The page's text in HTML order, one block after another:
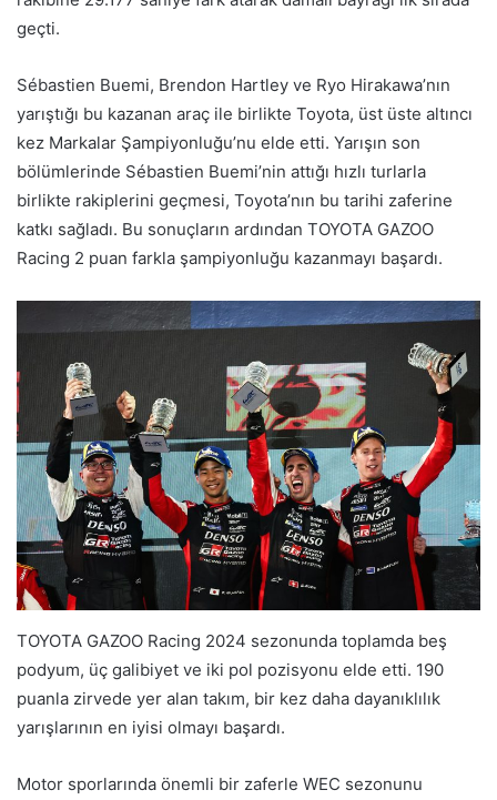
geçti.
Sébastien Buemi, Brendon Hartley ve Ryo Hirakawa’nın
yarıştığı bu kazanan araç ile birlikte Toyota, üst üste altıncı
kez Markalar Şampiyonluğu’nu elde etti. Yarışın son
bölümlerinde Sébastien Buemi’nin attığı hızlı turlarla
birlikte rakiplerini geçmesi, Toyota’nın bu tarihi zaferine
katkı sağladı. Bu sonuçların ardından TOYOTA GAZOO
Racing 2 puan farkla şampiyonluğu kazanmayı başardı.
TOYOTA GAZOO Racing 2024 sezonunda toplamda beş
podyum, üç galibiyet ve iki pol pozisyonu elde etti. 190
puanla zirvede yer alan takım, bir kez daha dayanıklılık
yarışlarının en iyisi olmayı başardı.
Motor sporlarında önemli bir zaferle WEC sezonunu